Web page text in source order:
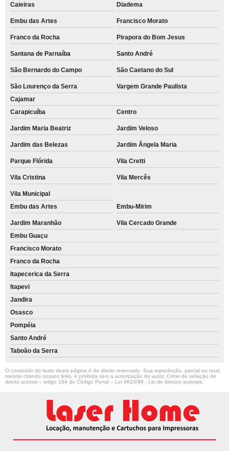
Caieiras
Diadema
Embu das Artes Francisco Morato
Franco da Rocha Pirapora do Bom Jesus
Santana de Parnaíba Santo André
São Bernardo do Campo São Caetano do Sul
São Lourenço da Serra
Vargem Grande Paulista
Cajamar
Carapicuíba
Centro
Jardim Maria Beatriz Jardim Veloso
Jardim das Belezas Jardim Ângela Maria
Parque Flórida Vila Cretti
Vila Cristina Vila Mercês
Vila Municipal
Embu das Artes
Embu-Mirim
Jardim Maranhão
Vila Cercado Grande
Embu Guaçu
Francisco Morato
Franco da Rocha
Itapecerica da Serra
Itapevi
Jandira
Osasco
Pompéia
Santo André
Taboão da Serra
O conteúdo do texto desta página é de direito reservado. Sua reprodução, parcial ou total,
mesmo citando nossos links, é proibida sem a autorização do autor. Crime de violação de
direito autoral – artigo 184 do Código Penal – Lei 9610/98 - Lei de direitos autorais